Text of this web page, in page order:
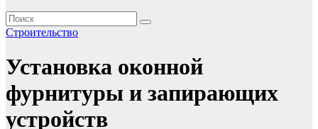
Строительство
Установка оконной
фурнитуры и запирающих
устройств